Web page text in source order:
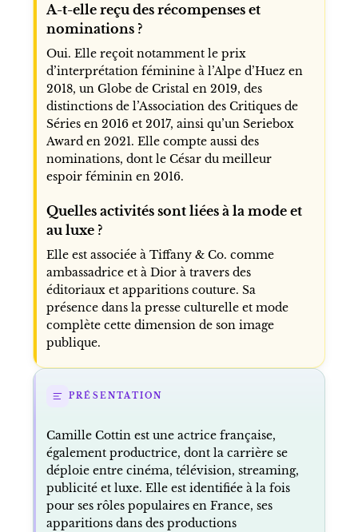
A-t-elle reçu des récompenses et
nominations ?
Oui. Elle reçoit notamment le prix
d’interprétation féminine à l’Alpe d’Huez en
2018, un Globe de Cristal en 2019, des
distinctions de l’Association des Critiques de
Séries en 2016 et 2017, ainsi qu’un Seriebox
Award en 2021. Elle compte aussi des
nominations, dont le César du meilleur
espoir féminin en 2016.
Quelles activités sont liées à la mode et
au luxe ?
Elle est associée à Tiffany & Co. comme
ambassadrice et à Dior à travers des
éditoriaux et apparitions couture. Sa
présence dans la presse culturelle et mode
complète cette dimension de son image
publique.
PRÉSENTATION
Camille Cottin est une actrice française,
également productrice, dont la carrière se
déploie entre cinéma, télévision, streaming,
publicité et luxe. Elle est identifiée à la fois
pour ses rôles populaires en France, ses
apparitions dans des productions